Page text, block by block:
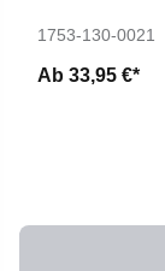
1753-130-0021
Ab 33,95 €*